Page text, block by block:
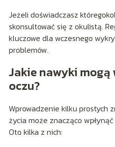
Jeżeli doświadczasz
skonsultować się z okulistą.
kluczowe dla wczesnego
problemów.
Jakie nawyki mogą
oczu?
Wprowadzenie kilku prostych
życia może znacząco
Oto kilka z nich: